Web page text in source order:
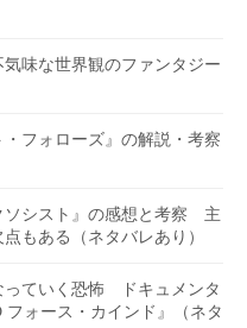
味な世界観のファンタジー
フォローズ』の解説・考察
ソシスト』の感想と考察 主
もある（ネタバレあり）
っていく恐怖 ドキュメンタ
ォース・カインド』（ネタ